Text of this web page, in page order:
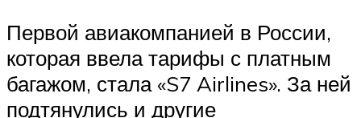
Первой авиакомпанией в России,
которая ввела тарифы с платным
багажом, стала «S7 Airlines». За ней
подтянулись и другие